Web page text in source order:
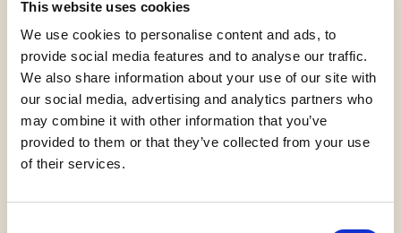
This website uses cookies
We use cookies to personalise content and ads, to
provide social media features and to analyse our traffic.
We also share information about your use of our site with
our social media, advertising and analytics partners who
may combine it with other information that you’ve
provided to them or that they’ve collected from your use
of their services.